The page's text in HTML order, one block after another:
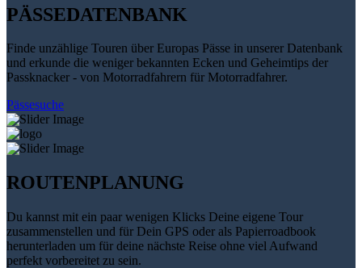
PÄSSEDATENBANK
Finde unzählige Touren über Europas Pässe in unserer Datenbank
und erkunde die weniger bekannten Ecken und Geheimtips der
Passknacker - von Motorradfahrern für Motorradfahrer.
Pässesuche
ROUTENPLANUNG
Du kannst mit ein paar wenigen Klicks Deine eigene Tour
zusammenstellen und für Dein GPS oder als Papierroadbook
herunterladen um für deine nächste Reise ohne viel Aufwand
perfekt vorbereitet zu sein.